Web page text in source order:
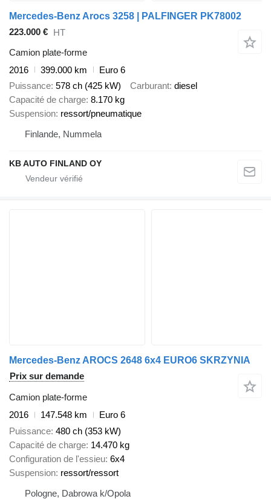
Mercedes-Benz Arocs 3258 | PALFINGER PK78002
223.000 € HT
Camion plate-forme
2016
399.000 km
Euro 6
Puissance 578 ch (425 kW) Carburant diesel
Capacité de charge 8.170 kg
Suspension ressort/pneumatique
Finlande, Nummela
KB AUTO FINLAND OY
Mercedes-Benz AROCS 2648 6x4 EURO6 SKRZYNIA
Prix sur demande
Camion plate-forme
2016
147.548 km
Euro 6
Puissance 480 ch (353 kW)
Capacité de charge 14.470 kg
Configuration de l'essieu 6x4
Suspension ressort/ressort
Pologne, Dabrowa k/Opola